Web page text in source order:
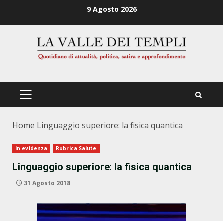
9 Agosto 2026
PRIMÄRES
Home Linguaggio superiore: la fisica quantica
In evidenza Rubrica Salute
Linguaggio superiore: la fisica quantica
31 Agosto 2018